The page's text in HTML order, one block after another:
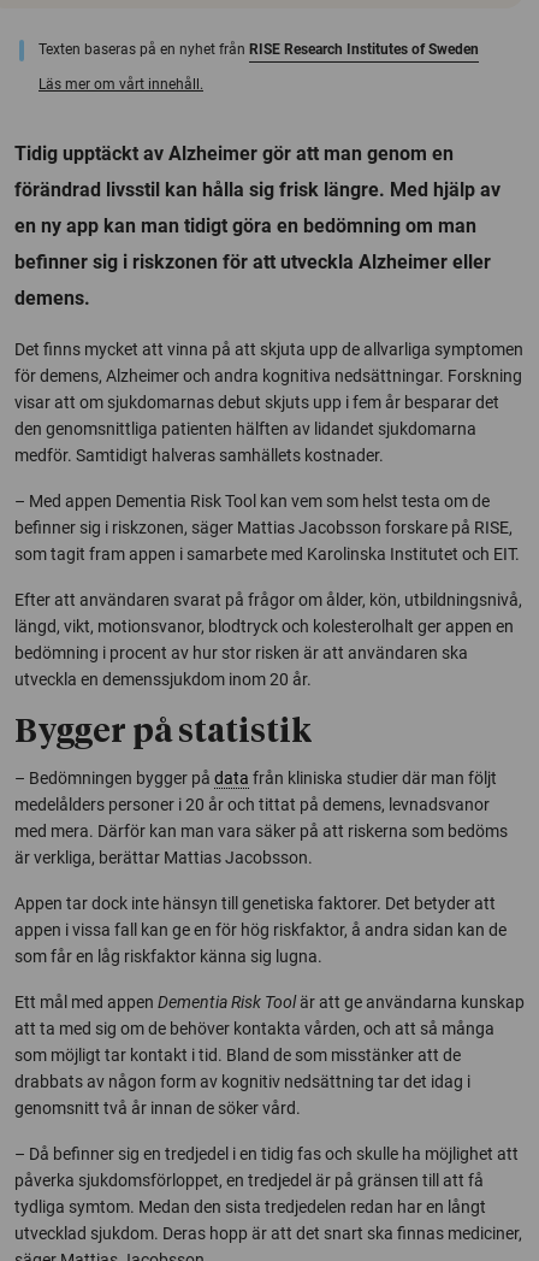
Texten baseras på en nyhet från RISE Research Institutes of Sweden
Läs mer om vårt innehåll.
Tidig upptäckt av Alzheimer gör att man genom en
förändrad livsstil kan hålla sig frisk längre. Med hjälp av
en ny app kan man tidigt göra en bedömning om man
befinner sig i riskzonen för att utveckla Alzheimer eller
demens.
Det finns mycket att vinna på att skjuta upp de allvarliga symptomen
för demens, Alzheimer och andra kognitiva nedsättningar. Forskning
visar att om sjukdomarnas debut skjuts upp i fem år besparar det
den genomsnittliga patienten hälften av lidandet sjukdomarna
medför. Samtidigt halveras samhällets kostnader.
– Med appen Dementia Risk Tool kan vem som helst testa om de
befinner sig i riskzonen, säger Mattias Jacobsson forskare på RISE,
som tagit fram appen i samarbete med Karolinska Institutet och EIT.
Efter att användaren svarat på frågor om ålder, kön, utbildningsnivå,
längd, vikt, motionsvanor, blodtryck och kolesterolhalt ger appen en
bedömning i procent av hur stor risken är att användaren ska
utveckla en demenssjukdom inom 20 år.
Bygger på statistik
– Bedömningen bygger på data från kliniska studier där man följt
medelålders personer i 20 år och tittat på demens, levnadsvanor
med mera. Därför kan man vara säker på att riskerna som bedöms
är verkliga, berättar Mattias Jacobsson.
Appen tar dock inte hänsyn till genetiska faktorer. Det betyder att
appen i vissa fall kan ge en för hög riskfaktor, å andra sidan kan de
som får en låg riskfaktor känna sig lugna.
Ett mål med appen Dementia Risk Toolär att ge användarna kunskap
att ta med sig om de behöver kontakta vården, och att så många
som möjligt tar kontakt i tid. Bland de som misstänker att de
drabbats av någon form av kognitiv nedsättning tar det idag i
genomsnitt två år innan de söker vård.
– Då befinner sig en tredjedel i en tidig fas och skulle ha möjlighet att
påverka sjukdomsförloppet, en tredjedel är på gränsen till att få
tydliga symtom. Medan den sista tredjedelen redan har en långt
utvecklad sjukdom. Deras hopp är att det snart ska finnas mediciner,